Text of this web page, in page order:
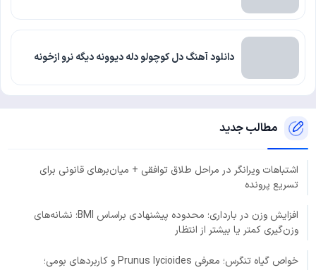
دانلود آهنگ دل کوچولو دله دیوونه دیگه نرو ازخونه
مطالب جدید
اشتباهات ویرانگر در مراحل طلاق توافقی + میان‌برهای قانونی برای
تسریع پرونده
افزایش وزن در بارداری؛ محدوده پیشنهادی براساس BMI؛ نشانه‌های
وزن‌گیری کمتر یا بیشتر از انتظار
خواص گیاه تنگرس؛ معرفی Prunus lycioides و کاربردهای بومی؛